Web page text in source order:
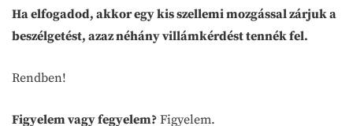
Ha elfogadod, akkor egy kis szellemi mozgással zárjuk a
beszélgetést, azaz néhány villámkérdést tennék fel.
Rendben!
Figyelem vagy fegyelem? Figyelem.